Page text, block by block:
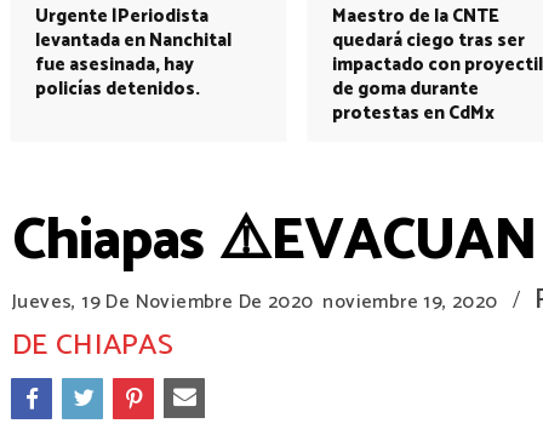
Urgente |Periodista
levantada en Nanchital
fue asesinada, hay
policías detenidos.
Maestro de la CNTE
quedará ciego tras ser
impactado con proyectil
de goma durante
protestas en CdMx
Chiapas
Jueves, 19 De Noviembre De 2020 noviembre 19, 2020 /
DE CHIAPAS